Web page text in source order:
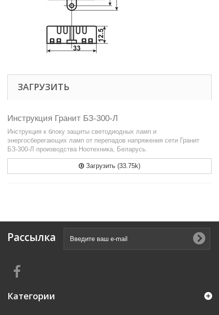
ЗАГРУЗИТЬ
Инструкция Гранит БЗ-300-Л
Инструкция к блоку защиты светодиодных ламп и
энергосберегающих ламп от перепадов напряжения сети Гранит
БЗ-300-Л производства Ноотехника, Беларусь.
Загрузить (33.75k)
Рассылка
Категории